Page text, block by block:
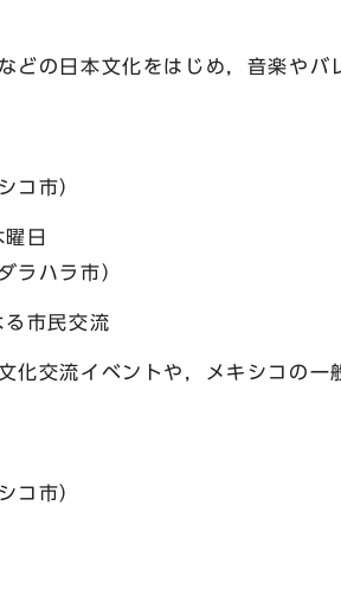
の日本文化をはじめ，音楽やバ
コ市）
日
ハラ市）
市民交流
交流イベントや，メキシコの一
コ市）